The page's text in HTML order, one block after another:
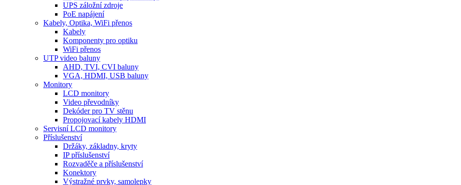
UPS záložní zdroje
PoE napájení
Kabely, Optika, WiFi přenos
Kabely
Komponenty pro optiku
WiFi přenos
UTP video baluny
AHD, TVI, CVI baluny
VGA, HDMI, USB baluny
Monitory
LCD monitory
Video převodníky
Dekóder pro TV stěnu
Propojovací kabely HDMI
Servisní LCD monitory
Příslušenství
Držáky, základny, kryty
IP příslušenství
Rozvaděče a příslušenství
Konektory
Výstražné prvky, samolepky